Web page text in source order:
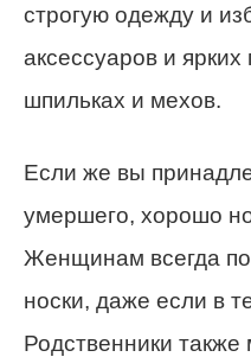
строгую одежду и
аксессуаров и ярких
шпильках и мехов.
Если же вы
умершего, хорошо
Женщинам всегда по
носки, даже если в
Родственники